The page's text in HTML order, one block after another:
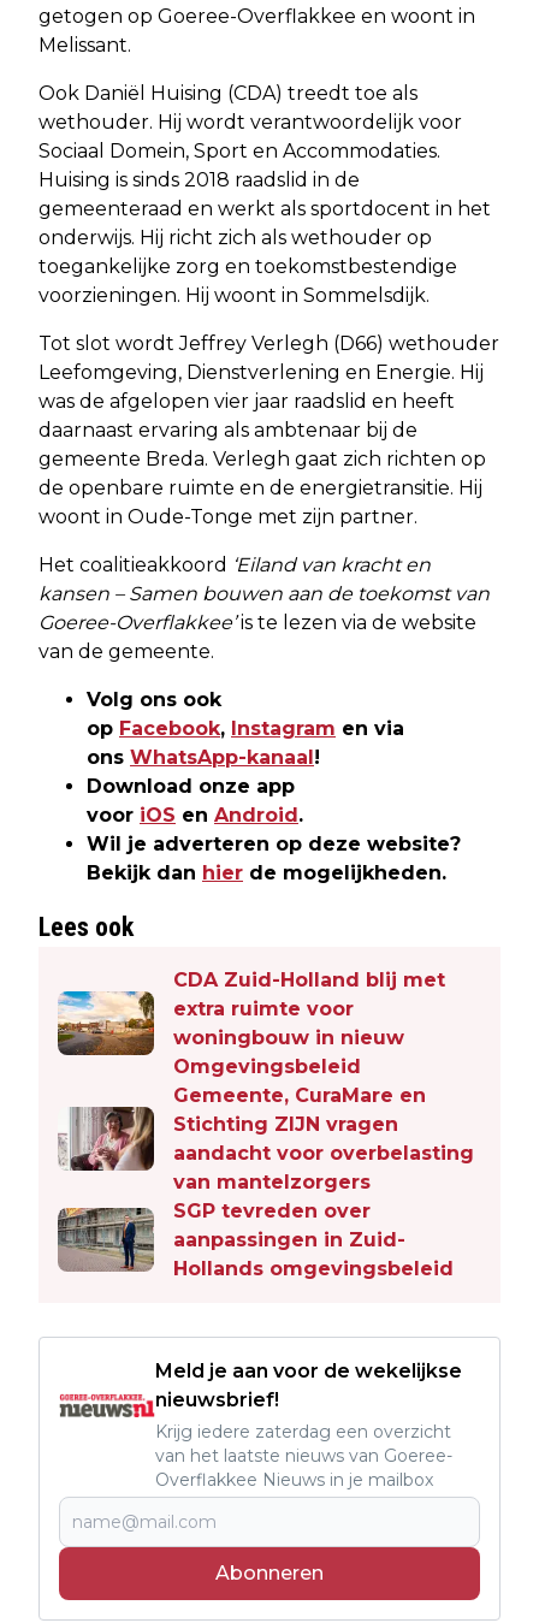
getogen op Goeree-Overflakkee en woont in
Melissant.
Ook Daniël Huising (CDA) treedt toe als
wethouder. Hij wordt verantwoordelijk voor
Sociaal Domein, Sport en Accommodaties.
Huising is sinds 2018 raadslid in de
gemeenteraad en werkt als sportdocent in het
onderwijs. Hij richt zich als wethouder op
toegankelijke zorg en toekomstbestendige
voorzieningen. Hij woont in Sommelsdijk.
Tot slot wordt Jeffrey Verlegh (D66) wethouder
Leefomgeving, Dienstverlening en Energie. Hij
was de afgelopen vier jaar raadslid en heeft
daarnaast ervaring als ambtenaar bij de
gemeente Breda. Verlegh gaat zich richten op
de openbare ruimte en de energietransitie. Hij
woont in Oude-Tonge met zijn partner.
Het coalitieakkoord ‘Eiland van kracht en
kansen – Samen bouwen aan de toekomst van
Goeree-Overflakkee’is te lezen via de website
van de gemeente.
Volg ons ook
op Facebook, Instagram en via
ons WhatsApp-kanaal!
Download onze app
voor iOS en Android.
Wil je adverteren op deze website?
Bekijk dan hier de mogelijkheden.
Lees ook
CDA Zuid-Holland blij met
extra ruimte voor
woningbouw in nieuw
Omgevingsbeleid
Gemeente, CuraMare en
Stichting ZIJN vragen
aandacht voor overbelasting
van mantelzorgers
SGP tevreden over
aanpassingen in Zuid-
Hollands omgevingsbeleid
Meld je aan voor de wekelijkse
nieuwsbrief!
Krijg iedere zaterdag een overzicht
van het laatste nieuws van Goeree-
Overflakkee Nieuws in je mailbox
Abonneren